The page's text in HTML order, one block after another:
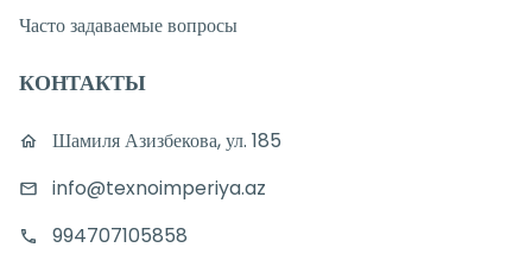
Часто задаваемые вопросы
КОНТАКТЫ
Шамиля Азизбекова, ул. 185
info@texnoimperiya.az
994707105858